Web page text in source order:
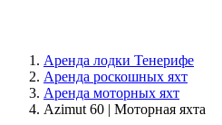
Аренда лодки Тенерифе
Аренда роскошных яхт
Аренда моторных яхт
Azimut 60 | Моторная яхта